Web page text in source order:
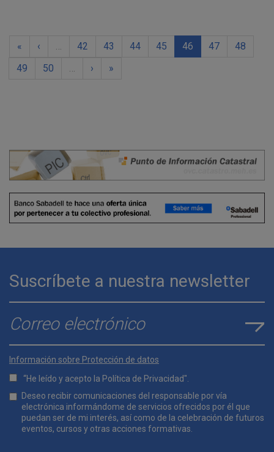
« ‹ … 42 43 44 45 46 47
48
49
50 … › »
Suscríbete a nuestra newsletter
E-mail*
Información sobre Protección de datos
“He leído y acepto la Política de Privacidad".
Lopd*
Deseo recibir comunicaciones del responsable por vía
electrónica informándome de servicios ofrecidos por él que
puedan ser de mi interés, así como de la celebración de futuros
eventos, cursos y otras acciones formativas.